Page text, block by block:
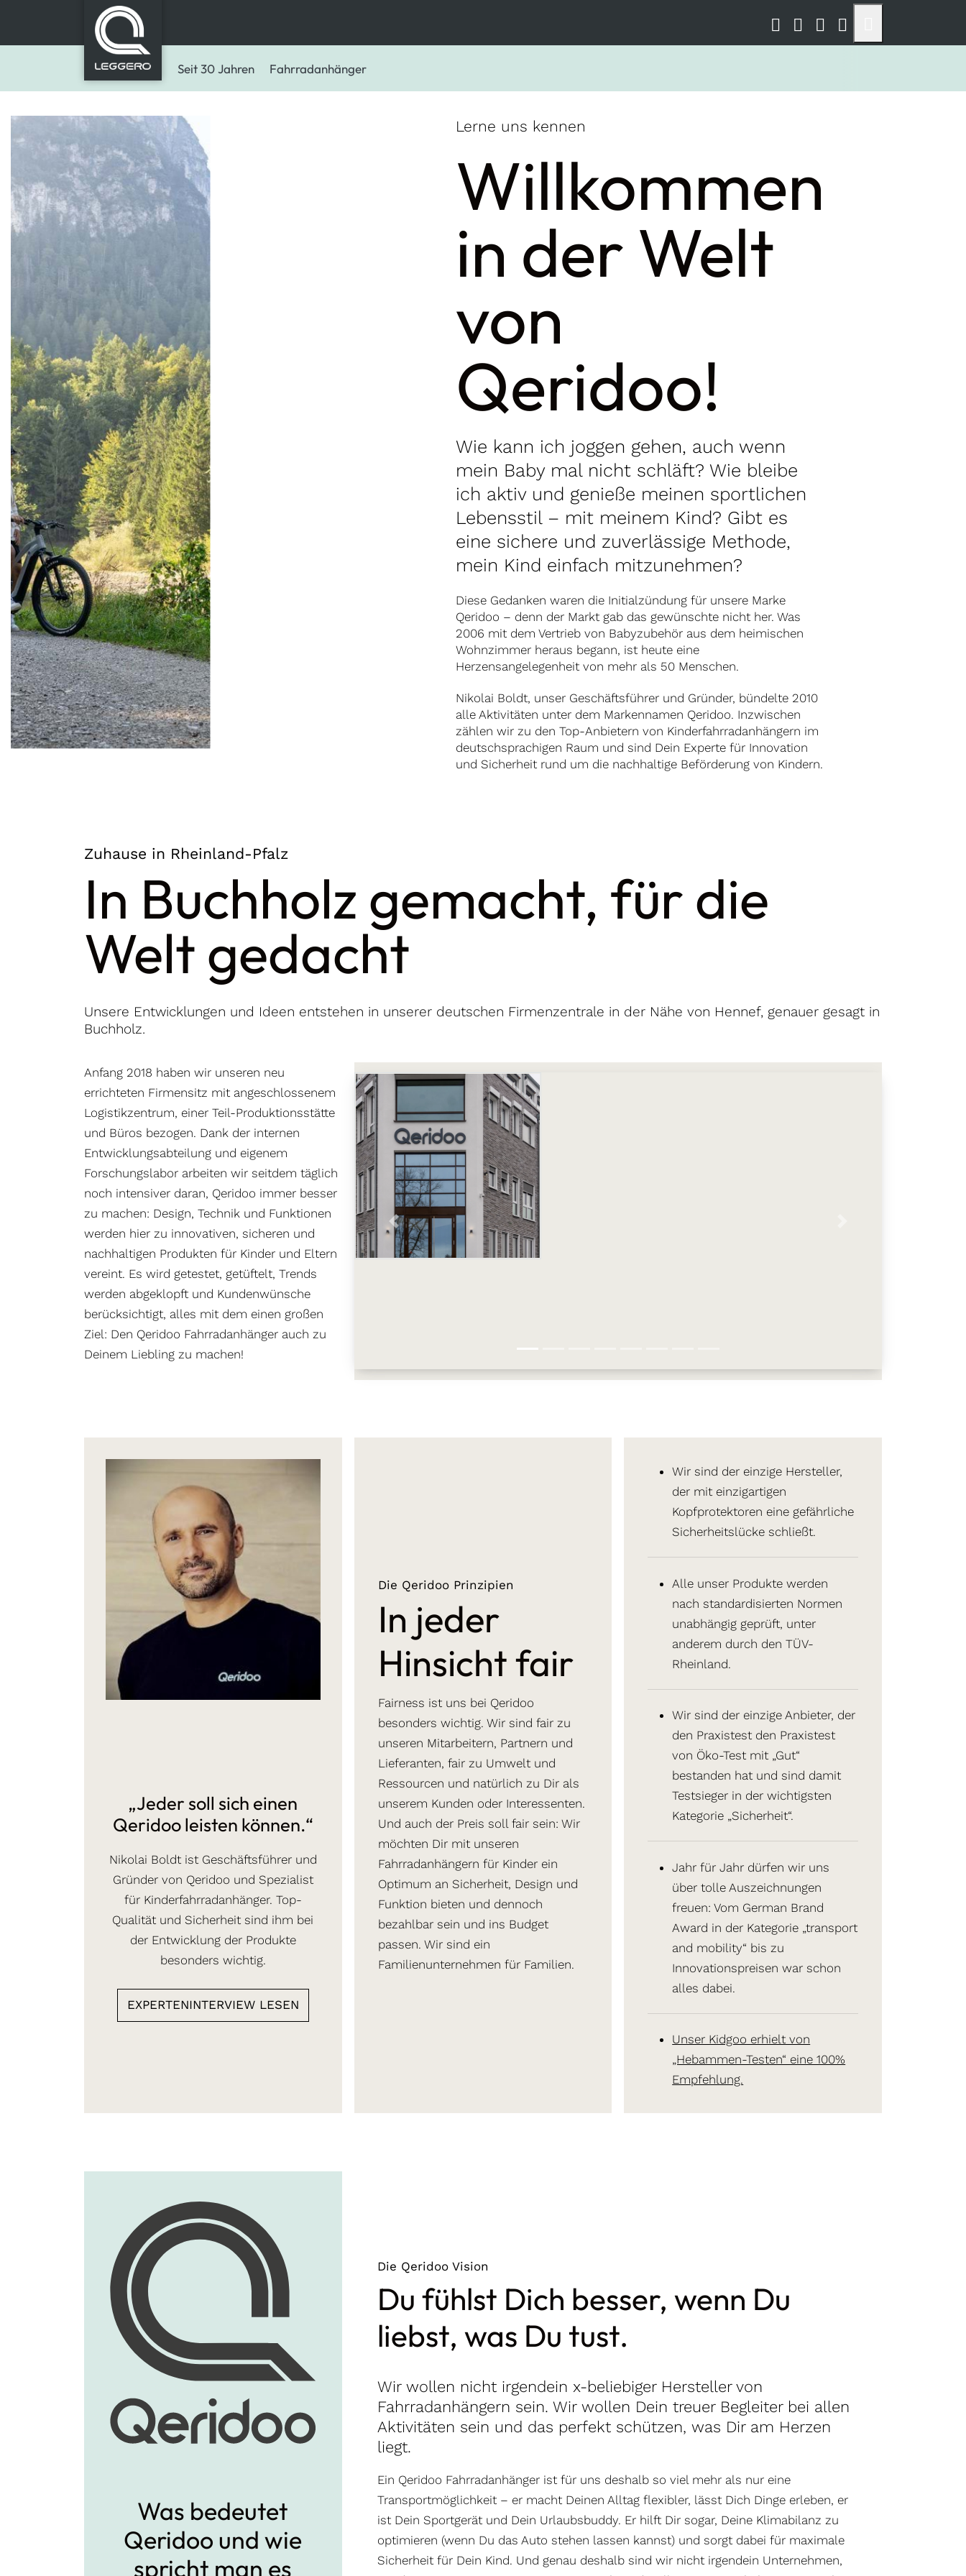
Seit 30 Jahren Fahrradanhänger
Lerne uns kennen
Willkommen
in der Welt
von
Qeridoo!
Wie kann ich joggen gehen, auch wenn
mein Baby mal nicht schläft? Wie bleibe
ich aktiv und genieße meinen sportlichen
Lebensstil – mit meinem Kind? Gibt es
eine sichere und zuverlässige Methode,
mein Kind einfach mitzunehmen?
Diese Gedanken waren die Initialzündung für unsere Marke
Qeridoo – denn der Markt gab das gewünschte nicht her. Was
2006 mit dem Vertrieb von Babyzubehör aus dem heimischen
Wohnzimmer heraus begann, ist heute eine
Herzensangelegenheit von mehr als 50 Menschen.
Nikolai Boldt, unser Geschäftsführer und Gründer, bündelte 2010
alle Aktivitäten unter dem Markennamen Qeridoo. Inzwischen
zählen wir zu den Top-Anbietern von Kinderfahrradanhängern im
deutschsprachigen Raum und sind Dein Experte für Innovation
und Sicherheit rund um die nachhaltige Beförderung von Kindern.
Anfang 2018 haben wir unseren neu
errichteten Firmensitz mit angeschlossenem
Logistikzentrum, einer Teil-Produktionsstätte
und Büros bezogen. Dank der internen
Entwicklungsabteilung und eigenem
Forschungslabor arbeiten wir seitdem täglich
noch intensiver daran, Qeridoo immer besser
zu machen: Design, Technik und Funktionen
werden hier zu innovativen, sicheren und
nachhaltigen Produkten für Kinder und Eltern
vereint. Es wird getestet, getüftelt, Trends
werden abgeklopft und Kundenwünsche
berücksichtigt, alles mit dem einen großen
Ziel: Den Qeridoo Fahrradanhänger auch zu
Deinem Liebling zu machen!
Zuhause in Rheinland-Pfalz
In Buchholz gemacht, für die
Welt gedacht
Unsere Entwicklungen und Ideen entstehen in unserer deutschen Firmenzentrale in der Nähe von Hennef, genauer gesagt in
Buchholz.
Wir sind der einzige Hersteller,
der mit einzigartigen
Kopfprotektoren eine gefährliche
Sicherheitslücke schließt.
Alle unser Produkte werden
nach standardisierten Normen
unabhängig geprüft, unter
anderem durch den TÜV-
Rheinland.
Wir sind der einzige Anbieter, der
den Praxistest den Praxistest
von Öko-Test mit „Gut“
bestanden hat und sind damit
Testsieger in der wichtigsten
Kategorie „Sicherheit“.
Jahr für Jahr dürfen wir uns
über tolle Auszeichnungen
freuen: Vom German Brand
Award in der Kategorie „transport
and mobility“ bis zu
Innovationspreisen war schon
alles dabei.
Unser Kidgoo erhielt von
„Hebammen-Testen“ eine 100%
Empfehlung.
„Jeder soll sich einen
Qeridoo leisten können.“
Nikolai Boldt ist Geschäftsführer und
Gründer von Qeridoo und Spezialist
für Kinderfahrradanhänger. Top-
Qualität und Sicherheit sind ihm bei
der Entwicklung der Produkte
besonders wichtig.
EXPERTENINTERVIEW LESEN
Die Qeridoo Prinzipien
In jeder
Hinsicht fair
Fairness ist uns bei Qeridoo
besonders wichtig. Wir sind fair zu
unseren Mitarbeitern, Partnern und
Lieferanten, fair zu Umwelt und
Ressourcen und natürlich zu Dir als
unserem Kunden oder Interessenten.
Und auch der Preis soll fair sein: Wir
möchten Dir mit unseren
Fahrradanhängern für Kinder ein
Optimum an Sicherheit, Design und
Funktion bieten und dennoch
bezahlbar sein und ins Budget
passen. Wir sind ein
Familienunternehmen für Familien.
Was bedeutet
Qeridoo und wie
spricht man es
Die Qeridoo Vision
Du fühlst Dich besser, wenn Du
liebst, was Du tust.
Wir wollen nicht irgendein x-beliebiger Hersteller von
Fahrradanhängern sein. Wir wollen Dein treuer Begleiter bei allen
Aktivitäten sein und das perfekt schützen, was Dir am Herzen
liegt.
Ein Qeridoo Fahrradanhänger ist für uns deshalb so viel mehr als nur eine
Transportmöglichkeit – er macht Deinen Alltag flexibler, lässt Dich Dinge erleben, er
ist Dein Sportgerät und Dein Urlaubsbuddy. Er hilft Dir sogar, Deine Klimabilanz zu
optimieren (wenn Du das Auto stehen lassen kannst) und sorgt dabei für maximale
Sicherheit für Dein Kind. Und genau deshalb sind wir nicht irgendein Unternehmen,